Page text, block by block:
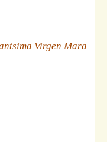
Virgen Mara